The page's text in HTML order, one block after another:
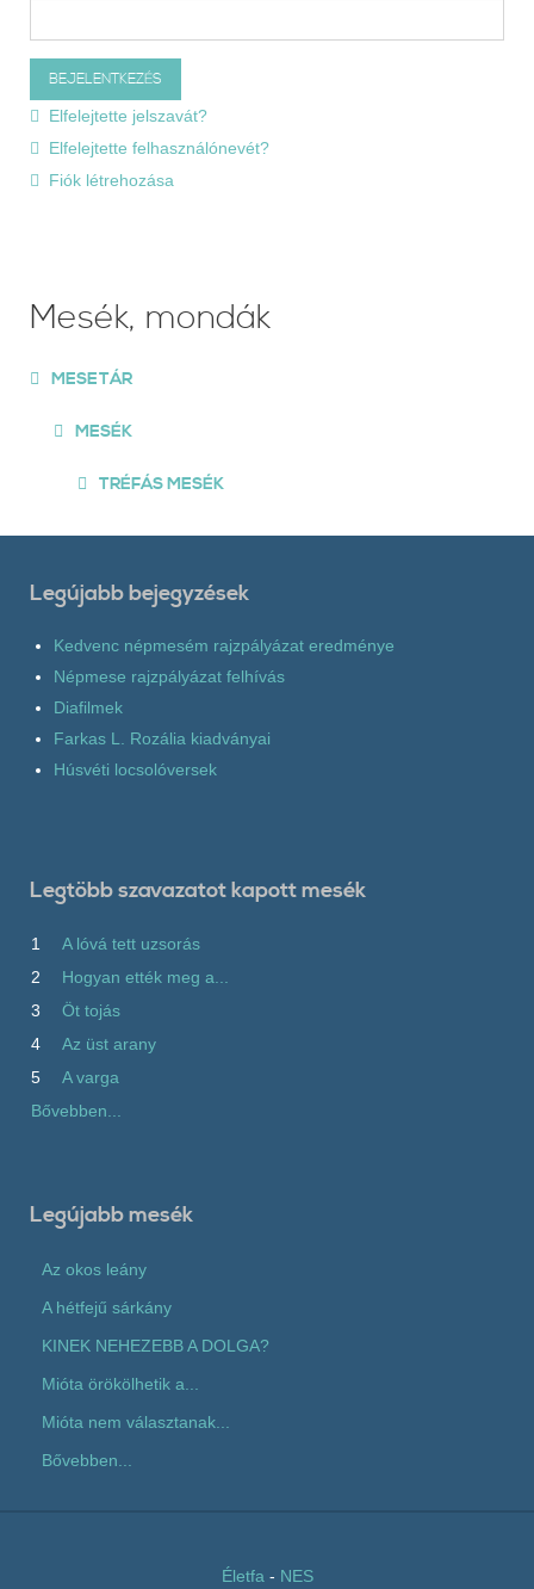
Elfelejtette jelszavát?
Elfelejtette felhasználónevét?
Fiók létrehozása
Mesék, mondák
MESETÁR
MESÉK
TRÉFÁS MESÉK
Legújabb bejegyzések
Kedvenc népmesém rajzpályázat eredménye
Népmese rajzpályázat felhívás
Diafilmek
Farkas L. Rozália kiadványai
Húsvéti locsolóversek
Legtöbb szavazatot kapott mesék
1
A lóvá tett uzsorás
2
Hogyan ették meg a...
3
Öt tojás
4
Az üst arany
5
A varga
Bővebben...
Legújabb mesék
Az okos leány
A hétfejű sárkány
KINEK NEHEZEBB A DOLGA?
Mióta örökölhetik a...
Mióta nem választanak...
Bővebben...
Életfa - NES